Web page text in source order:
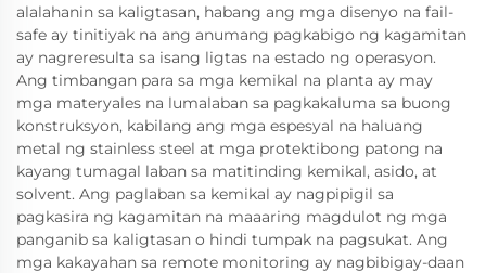
alalahanin sa kaligtasan, habang ang mga disenyo na fail-
safe ay tinitiyak na ang anumang pagkabigo ng kagamitan
ay nagreresulta sa isang ligtas na estado ng operasyon.
Ang timbangan para sa mga kemikal na planta ay may
mga materyales na lumalaban sa pagkakaluma sa buong
konstruksyon, kabilang ang mga espesyal na haluang
metal ng stainless steel at mga protektibong patong na
kayang tumagal laban sa matitinding kemikal, asido, at
solvent. Ang paglaban sa kemikal ay nagpipigil sa
pagkasira ng kagamitan na maaaring magdulot ng mga
panganib sa kaligtasan o hindi tumpak na pagsukat. Ang
mga kakayahan sa remote monitoring ay nagbibigay-daan